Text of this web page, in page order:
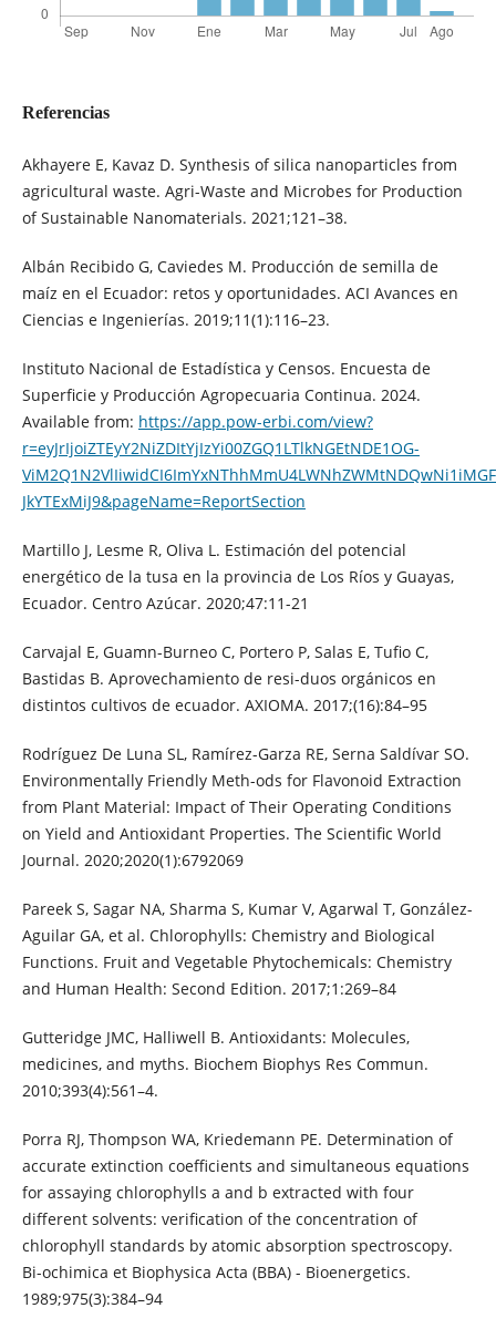
Referencias
Akhayere E, Kavaz D. Synthesis of silica nanoparticles from
agricultural waste. Agri-Waste and Microbes for Production
of Sustainable Nanomaterials. 2021;121–38.
Albán Recibido G, Caviedes M. Producción de semilla de
maíz en el Ecuador: retos y oportunidades. ACI Avances en
Ciencias e Ingenierías. 2019;11(1):116–23.
Instituto Nacional de Estadística y Censos. Encuesta de
Superficie y Producción Agropecuaria Continua. 2024.
Available from: https://app.pow-erbi.com/view?
r=eyJrIjoiZTEyY2NiZDItYjIzYi00ZGQ1LTlkNGEtNDE1OG-
JkYTExMiJ9&pageName=ReportSection
Martillo J, Lesme R, Oliva L. Estimación del potencial
energético de la tusa en la provincia de Los Ríos y Guayas,
Ecuador. Centro Azúcar. 2020;47:11-21
Carvajal E, Guamn-Burneo C, Portero P, Salas E, Tufio C,
Bastidas B. Aprovechamiento de resi-duos orgánicos en
distintos cultivos de ecuador. AXIOMA. 2017;(16):84–95
Rodríguez De Luna SL, Ramírez-Garza RE, Serna Saldívar SO.
Environmentally Friendly Meth-ods for Flavonoid Extraction
from Plant Material: Impact of Their Operating Conditions
on Yield and Antioxidant Properties. The Scientific World
Journal. 2020;2020(1):6792069
Pareek S, Sagar NA, Sharma S, Kumar V, Agarwal T, González-
Aguilar GA, et al. Chlorophylls: Chemistry and Biological
Functions. Fruit and Vegetable Phytochemicals: Chemistry
and Human Health: Second Edition. 2017;1:269–84
Gutteridge JMC, Halliwell B. Antioxidants: Molecules,
medicines, and myths. Biochem Biophys Res Commun.
2010;393(4):561–4.
Porra RJ, Thompson WA, Kriedemann PE. Determination of
accurate extinction coefficients and simultaneous equations
for assaying chlorophylls a and b extracted with four
different solvents: verification of the concentration of
chlorophyll standards by atomic absorption spectroscopy.
Bi-ochimica et Biophysica Acta (BBA) - Bioenergetics.
1989;975(3):384–94